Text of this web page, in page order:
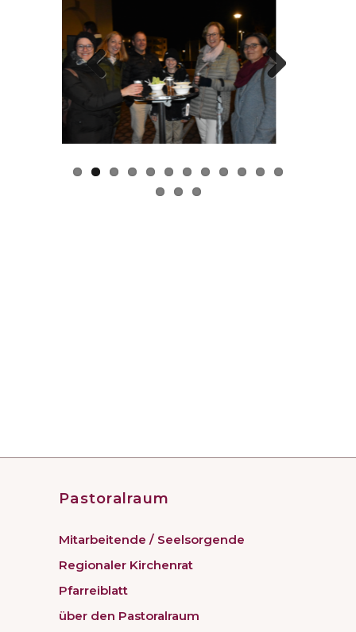
Previous Next
Pastoralraum
Mitarbeitende / Seelsorgende
Regionaler Kirchenrat
Pfarreiblatt
über den Pastoralraum